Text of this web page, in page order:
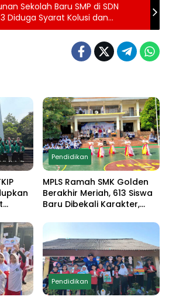
Sekolah Baru SMP di SDN
Diduga Syarat Kolusi dan
Sakti
Pendidikan
MPLS Ramah SMK Golden
Berakhir Meriah, 613 Siswa
Baru Dibekali Karakter,
hingga Demo
Ekstrakurikuler
Pendidikan